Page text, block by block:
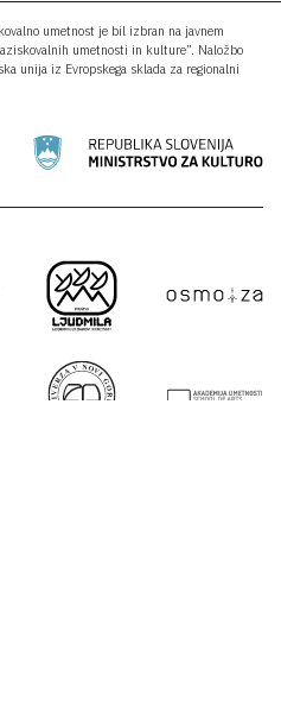
umetnost je bil izbran na javnem
umetnosti in kulture”. Naložbo
unija iz Evropskega sklada za regionalni